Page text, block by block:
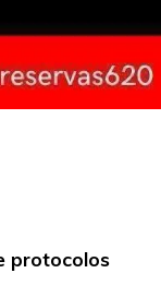
protocolos